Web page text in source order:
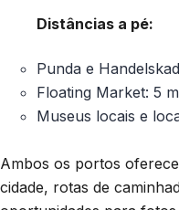
Distâncias a pé:
Punda e
Floating Market: 5
Museus locais e
Ambos os portos
cidade, rotas de